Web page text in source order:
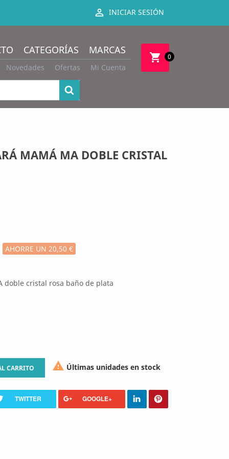
 INICIAR SESIÓN
shopping_cart 0
CATEGORÍAS MARCAS
Novedades Ofertas Mi Cuenta
MAMÁ MA DOBLE CRISTAL
AHORRE UN 20,50 €
doble cristal rosa baño de plata
CARRITO  Últimas unidades en stock
TWITTER GOOGLE+